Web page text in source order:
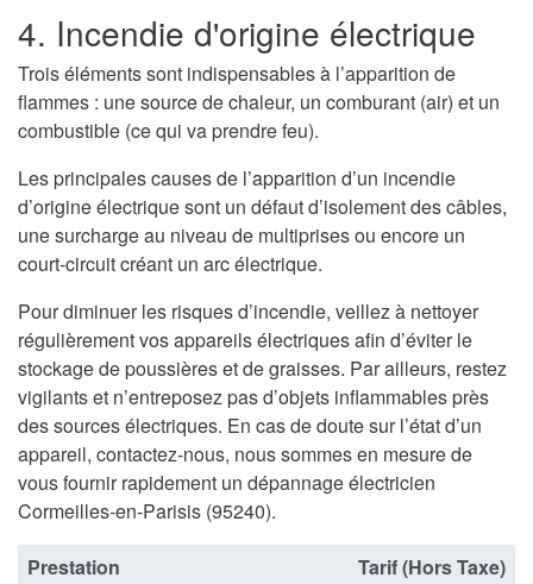
4. Incendie d'origine électrique
Trois éléments sont indispensables à l’apparition de
flammes : une source de chaleur, un comburant (air) et un
combustible (ce qui va prendre feu).
Les principales causes de l’apparition d’un incendie
d’origine électrique sont un défaut d’isolement des câbles,
une surcharge au niveau de multiprises ou encore un
court-circuit créant un arc électrique.
Pour diminuer les risques d’incendie, veillez à nettoyer
régulièrement vos appareils électriques afin d’éviter le
stockage de poussières et de graisses. Par ailleurs, restez
vigilants et n’entreposez pas d’objets inflammables près
des sources électriques. En cas de doute sur l’état d’un
appareil, contactez-nous, nous sommes en mesure de
vous fournir rapidement un dépannage électricien
Cormeilles-en-Parisis (95240).
Prestation
Tarif (Hors Taxe)